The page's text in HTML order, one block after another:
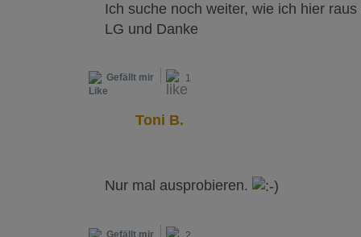
Ich suche noch weiter, wie ich hier
LG und Danke
Gefällt mir 1
Toni B.
Nur mal ausprobieren.
Gefällt mir